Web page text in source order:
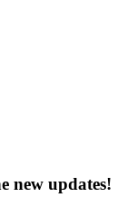
new updates!